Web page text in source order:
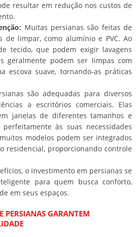
resultar em redução nos custos de
Muitas persianas são feitas de
de limpar, como alumínio e PVC. Ao
tecido, que podem exigir lavagens
geralmente podem ser limpas com
escova suave, tornando-as práticas
são adequadas para diversos
a escritórios comerciais. Elas
janelas de diferentes tamanhos e
às suas necessidades
modelos podem ser integrados
residencial, proporcionando controle
o investimento em persianas se
para quem busca conforto,
em seus espaços.
PERSIANAS GARANTEM